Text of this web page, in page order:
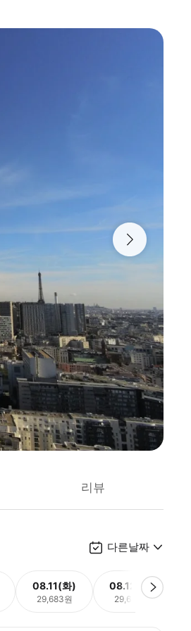
리뷰
다른날짜
08.11(화)
29,683원
08.12(수)
29,683원